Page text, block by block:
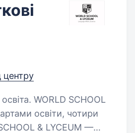
центру
освіти, чотири
& LYCEUM —